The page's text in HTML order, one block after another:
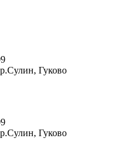
Гуково
Гуково